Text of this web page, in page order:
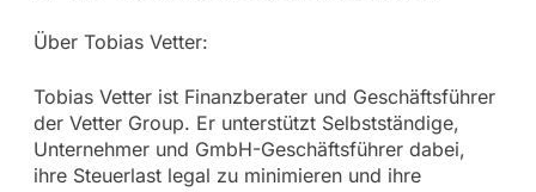
Über Tobias Vetter:
Tobias Vetter ist Finanzberater und Geschäftsführer
der Vetter Group. Er unterstützt Selbstständige,
Unternehmer und GmbH-Geschäftsführer dabei,
ihre Steuerlast legal zu minimieren und ihre